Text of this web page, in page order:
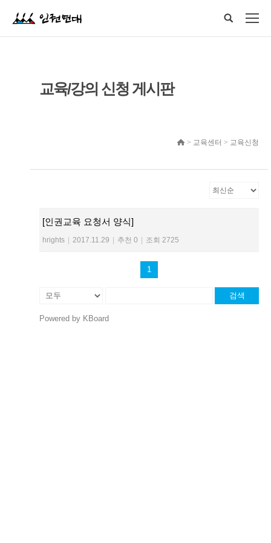
교육/강의 신청 게시판
> 교육센터 > 교육신청
[인권교육 요청서 양식]
hrights 2017.11.29 추천 0 조회 2725
1
검색
Powered by KBoard